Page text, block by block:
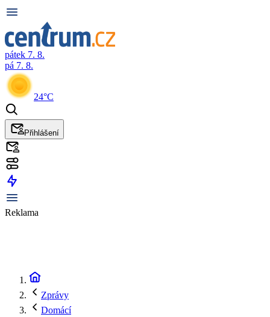
pátek 7. 8.
pá 7. 8.
24°C
Přihlášení
Reklama
Zprávy
Domácí